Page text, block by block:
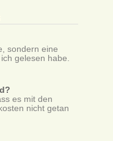
sondern eine
gelesen habe.
es mit den
nicht getan